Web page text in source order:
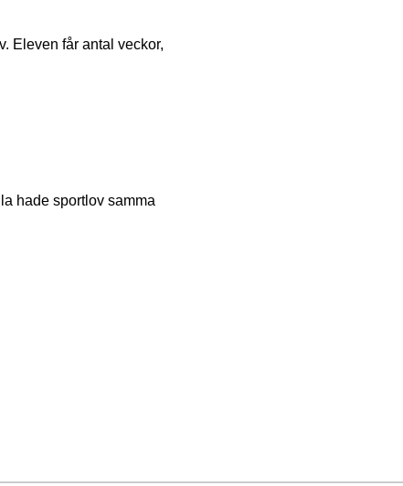
Eleven får antal veckor,
hade sportlov samma